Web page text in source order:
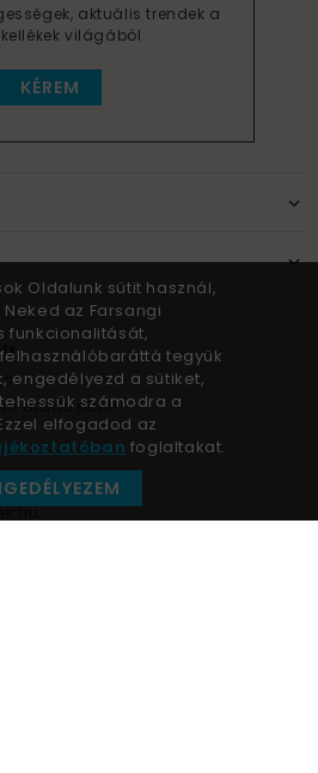
aktuális trendek a
világából
KÉREM
átadó pont!
Oldalunk sütit használ,
az Farsangi
funkcionalitását,
tegyük
engedélyezd a sütiket,
számodra a
elfogadod az
foglaltakat.